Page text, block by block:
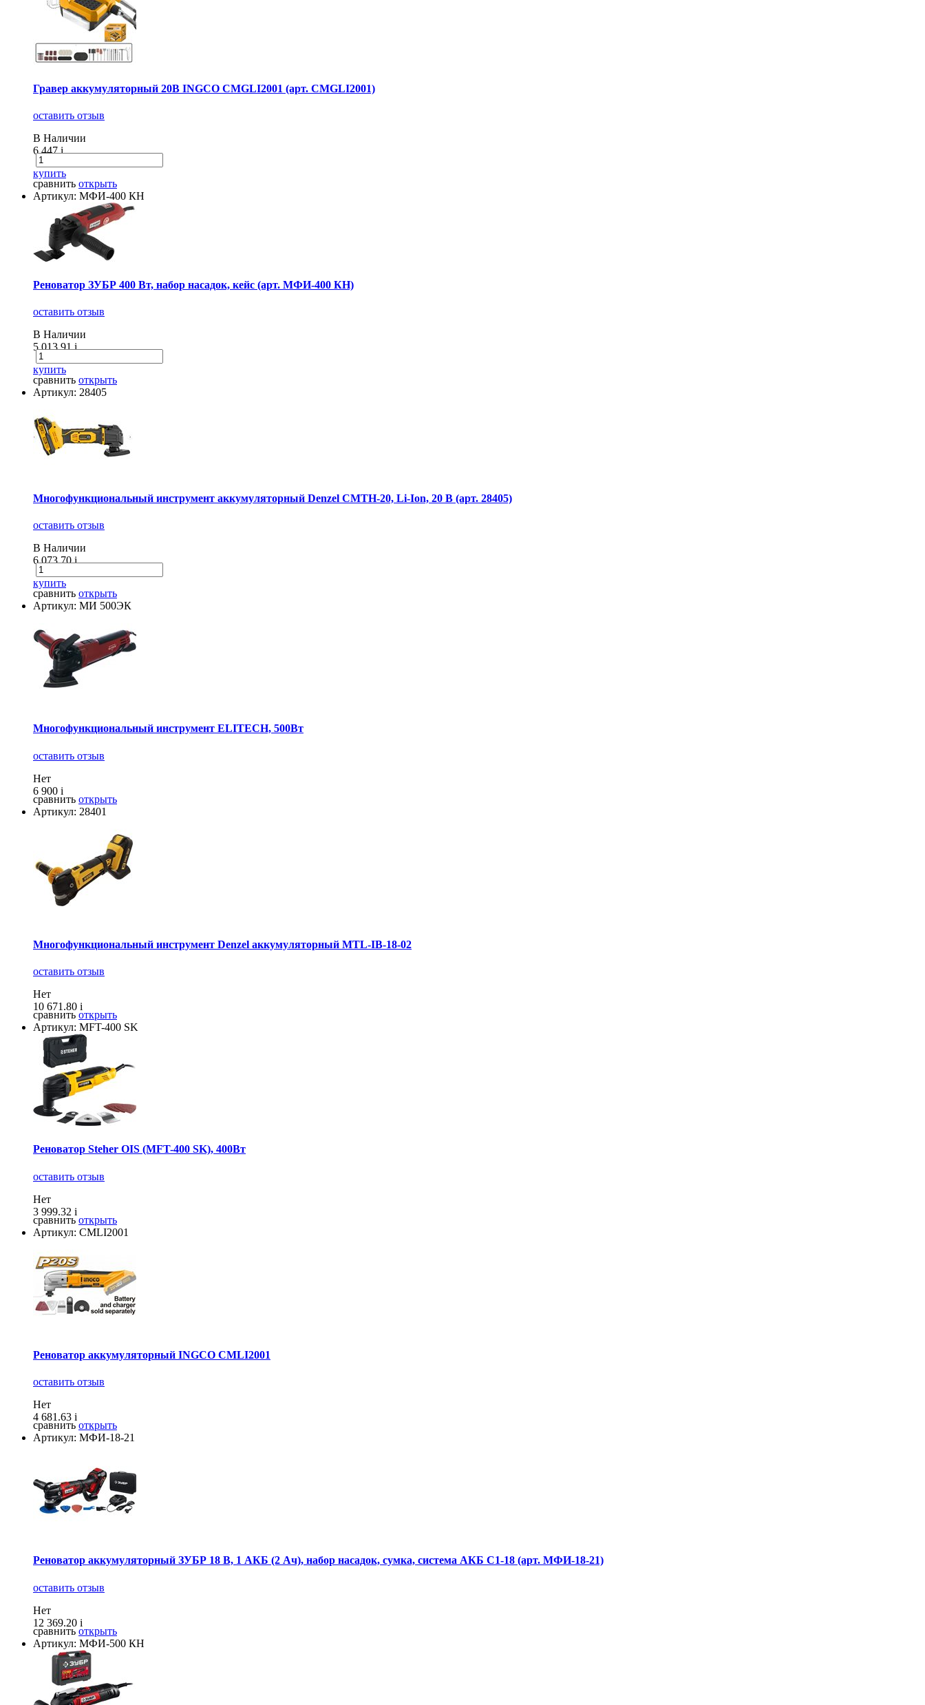
Гравер аккумуляторный 20В INGCO CMGLI2001 (арт. CMGLI2001)
оставить отзыв
В Наличии
6 447i
купить
сравнить открыть
Артикул: МФИ-400 КН
Реноватор ЗУБР 400 Вт, набор насадок, кейс (арт. МФИ-400 КН)
оставить отзыв
В Наличии
5 013.91i
купить
сравнить открыть
Артикул: 28405
Многофункциональный инструмент аккумуляторный Denzel CMTH-20, Li-Ion, 20 В (арт. 28405)
оставить отзыв
В Наличии
6 073.70i
купить
сравнить открыть
Артикул: МИ 500ЭК
Многофункциональный инструмент ELITECH, 500Вт
оставить отзыв
Нет
6 900 i
сравнить открыть
Артикул: 28401
Многофункциональный инструмент Denzel аккумуляторный MTL-IB-18-02
оставить отзыв
Нет
10 671.80 i
сравнить открыть
Артикул: MFT-400 SK
Реноватор Steher OIS (MFT-400 SK), 400Вт
оставить отзыв
Нет
3 999.32 i
сравнить открыть
Артикул: CMLI2001
Реноватор аккумуляторный INGCO CMLI2001
оставить отзыв
Нет
4 681.63 i
сравнить открыть
Артикул: МФИ-18-21
Реноватор аккумуляторный ЗУБР 18 В, 1 АКБ (2 Ач), набор насадок, сумка, система АКБ С1-18 (арт. МФИ-18-21)
оставить отзыв
Нет
12 369.20 i
сравнить открыть
Артикул: МФИ-500 КН